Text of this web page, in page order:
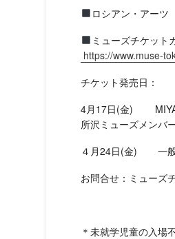
ロシアン・アー
ミューズチケッ
https://www.muse-
チケット発売日：
4月17日(金)
所沢ミューズメンバ
４月24日(金) 一
お問合せ：ミューズ
＊未就学児童の入場不